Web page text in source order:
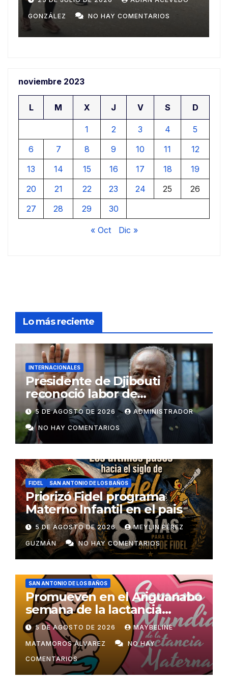
GONZÁLEZ NO HAY COMENTARIOS
noviembre 2023
L M X J V S D
1 2 3 4
5
6
7 8 9 10 11
12
13
14 15 16 17 18
19
20
21 22 23 24 25
26
27
28 29 30
« Oct Dic »
Lo más reciente
INTERNACIONALES
Presidente de Djibouti
reconoció labor de
colaboradores de Cuba
5 DE AGOSTO DE 2026 ADMINISTRADOR
NO HAY COMENTARIOS
FIDEL SAN ANTONIO DE LOS BAÑOS
Priorizó Fidel programa
Materno Infantil en el pais
5 DE AGOSTO DE 2026 MEYLIN PÉREZ
GUZMÁN NO HAY COMENTARIOS
SAN ANTONIO DE LOS BAÑOS
Promueven en el Ariguanabo
semana de la lactancia
materna
5 DE AGOSTO DE 2026 MAYBELINE
MATAMOROS ÁLVAREZ
NO HAY
COMENTARIOS